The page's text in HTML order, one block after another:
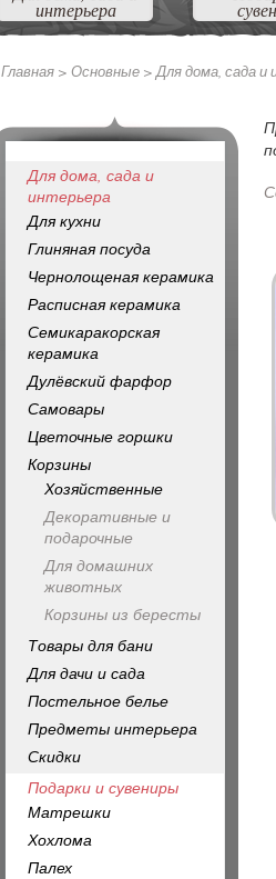
интерьера
Главная > Основные >Для дома, сада и
Для дома, сада и
интерьера
Для кухни
Глиняная посуда
Чернолощеная керамика
Расписная керамика
Семикаракорская
керамика
Дулёвский фарфор
Самовары
Цветочные горшки
Корзины
Хозяйственные
Декоративные и
подарочные
Для домашних
животных
Корзины из бересты
Товары для бани
Для дачи и сада
Постельное белье
Предметы интерьера
Скидки
Подарки и сувениры
Матрешки
Хохлома
Палех